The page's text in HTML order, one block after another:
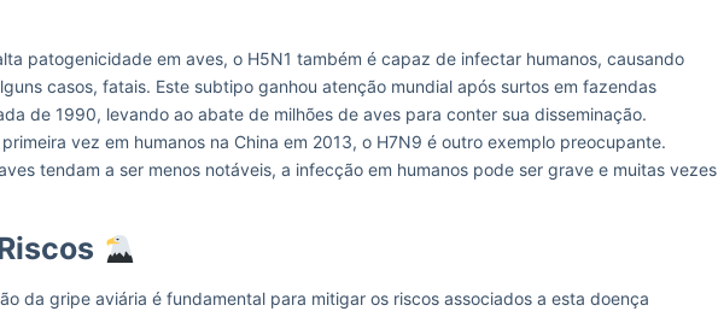
patogenicidade em aves, o H5N1 também é capaz de infectar humanos, causando
casos, fatais. Este subtipo ganhou atenção mundial após surtos em fazendas
de 1990, levando ao abate de milhões de aves para conter sua disseminação.
vez em humanos na China em 2013, o H7N9 é outro exemplo preocupante.
tendam a ser menos notáveis, a infecção em humanos pode ser grave e muitas vezes
da gripe aviária é fundamental para mitigar os riscos associados a esta doença